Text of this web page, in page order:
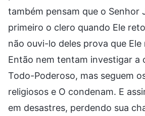
também pensam que o Senhor
primeiro o clero quando Ele
não ouvi-lo deles prova que
Então nem tentam investigar a
Todo-Poderoso, mas seguem
religiosos e O condenam. E
em desastres, perdendo sua